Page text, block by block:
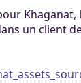
Khaganat,
un client de